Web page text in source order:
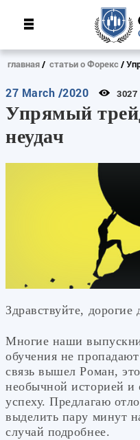
главная статьи о Форекс
27 March /2020 3027
Упрямый
неудач
Здравствуйте, дорогие
Многие наши
обучения не
связь вышел Роман,
необычной историей и
успеху. Предлагаю
выделить пару минут
случай подробнее.